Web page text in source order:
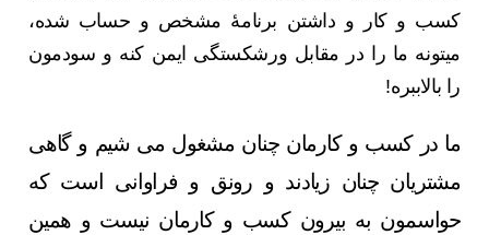
کسب و کار و داشتن برنامۀ مشخص و حساب شده،
می‎تونه ما را در مقابل ورشکستگی ایمن کنه و سودمون
را بالاببره!
ما در کسب و کارمان چنان مشغول می شیم و گاهی
مشتریان چنان زیادند و رونق و فراوانی است که
حواسمون به بیرون کسب و کارمان نیست و همین